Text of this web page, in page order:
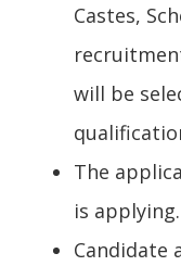
Castes,
will be
The
is applying.
Candidate